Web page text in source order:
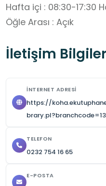
Hafta içi : 08:30-17:30
Öğle Arası : Açık
İletişim
İNTERNET ADRESI
https://
TELEFON
0232 754 16 65
E-POSTA